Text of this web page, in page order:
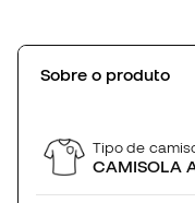
Sobre o produto
Tipo de
CAMISOLA